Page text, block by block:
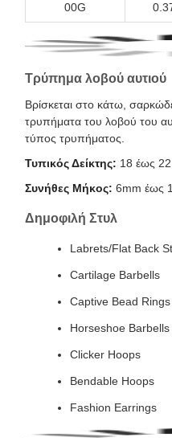
00G
Τρύπημα λοβού αυτιού
Βρίσκεται στο κάτω,
τρυπήματα του λοβού του
τύπος τρυπήματος.
Τυπικός Δείκτης: 18 έως 22
Συνήθες Μήκος: 6mm έως
Δημοφιλή Στυλ
Labrets/Flat Back
Cartilage Barbells
Captive Bead
Horseshoe Barbells
Clicker Hoops
Bendable Hoops
Fashion Earrings